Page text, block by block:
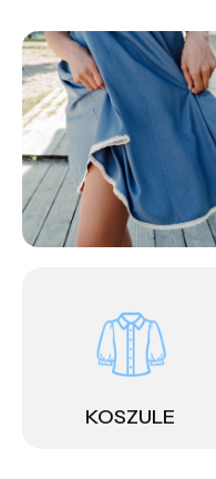
KOSZULE